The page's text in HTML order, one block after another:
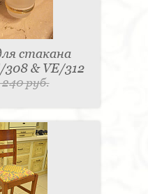
стакана
308 & VE/312
240 руб.